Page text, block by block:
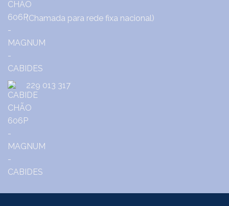
(Chamada para rede fixa nacional)
229 013 317